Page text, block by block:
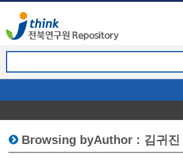
Browsing byAuthor : 김귀진